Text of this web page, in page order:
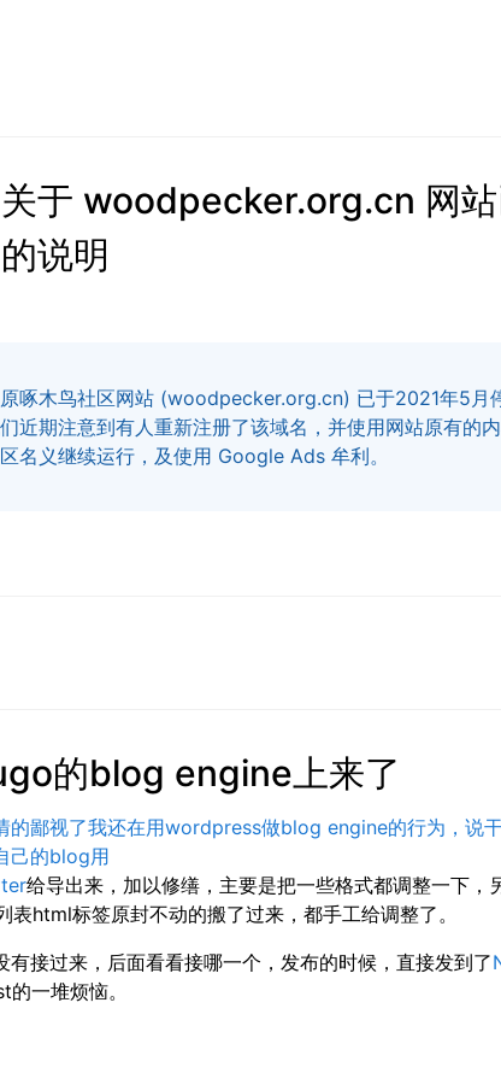
关于 woodpecker.org.cn 网
说明
啄木鸟社区网站 (woodpecker.org.cn) 已于2021年5月
近期注意到有人重新注册了该域名，并使用网站原有的
名义继续运行，及使用 Google Ads 牟利。
的blog engine上来了
的鄙视了我还在用wordpress做blog engine的行为，说
己的blog用
给导出来，加以修缮，主要是把一些格式都调整一下，
html标签原封不动的搬了过来，都手工给调整了。
有接过来，后面看看接哪一个，发布的时候，直接发到了
一堆烦恼。